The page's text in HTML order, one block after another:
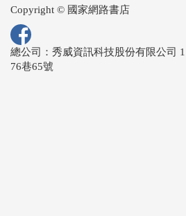
Copyright © 國家網路書店
總公司：秀威資訊科技股份有限公司
76巷65號